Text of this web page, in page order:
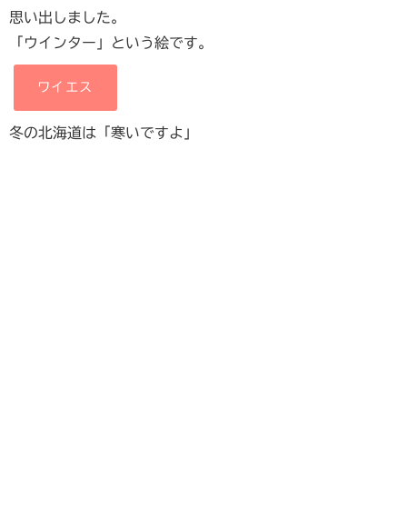
思い出しました。
「ウインター」という絵です。
ワイエス
冬の北海道は「寒いですよ」